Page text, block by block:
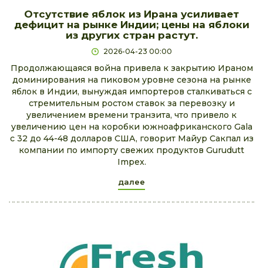
Отсутствие яблок из Ирана усиливает
дефицит на рынке Индии; цены на яблоки
из других стран растут.
2026-04-23 00:00
Продолжающаяся война привела к закрытию Ираном
доминирования на пиковом уровне сезона на рынке
яблок в Индии, вынуждая импортеров сталкиваться с
стремительным ростом ставок за перевозку и
увеличением времени транзита, что привело к
увеличению цен на коробки южноафриканского Gala
с 32 до 44-48 долларов США, говорит Майур Сакпал из
компании по импорту свежих продуктов Gurudutt
Impex.
далее